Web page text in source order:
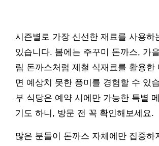
시즌별로 가장 신선한 재료를 사용하
있습니다. 봄에는 주꾸미 돈까스, 가
림 돈까스처럼 제철 식재료를 활용한
면 예상치 못한 풍미를 경험할 수 있
부 식당은 예약 시에만 가능한 특별
기도 하니, 방문 전 꼭 확인해보세요.
많은 분들이 돈까스 자체에만 집중하